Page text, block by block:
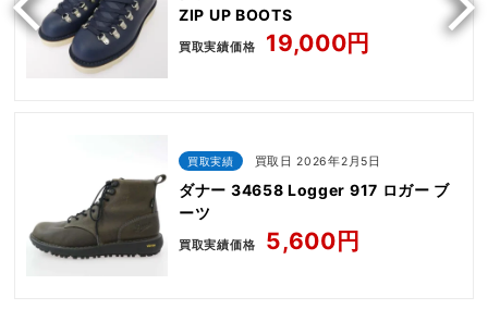
ZIP UP BOOTS
買取実績価格 19,000円
買取実績 買取日 2026年2月5日
ダナー 34658 Logger 917 ロガー ブ
ーツ
買取実績価格 5,600円